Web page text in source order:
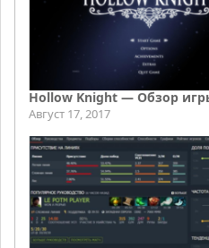
Hollow Knight — Обзор
Август 17, 2017